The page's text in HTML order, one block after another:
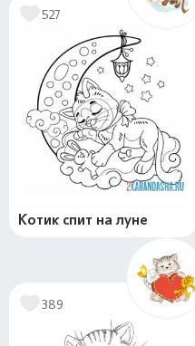
527
Котик спит на луне
389